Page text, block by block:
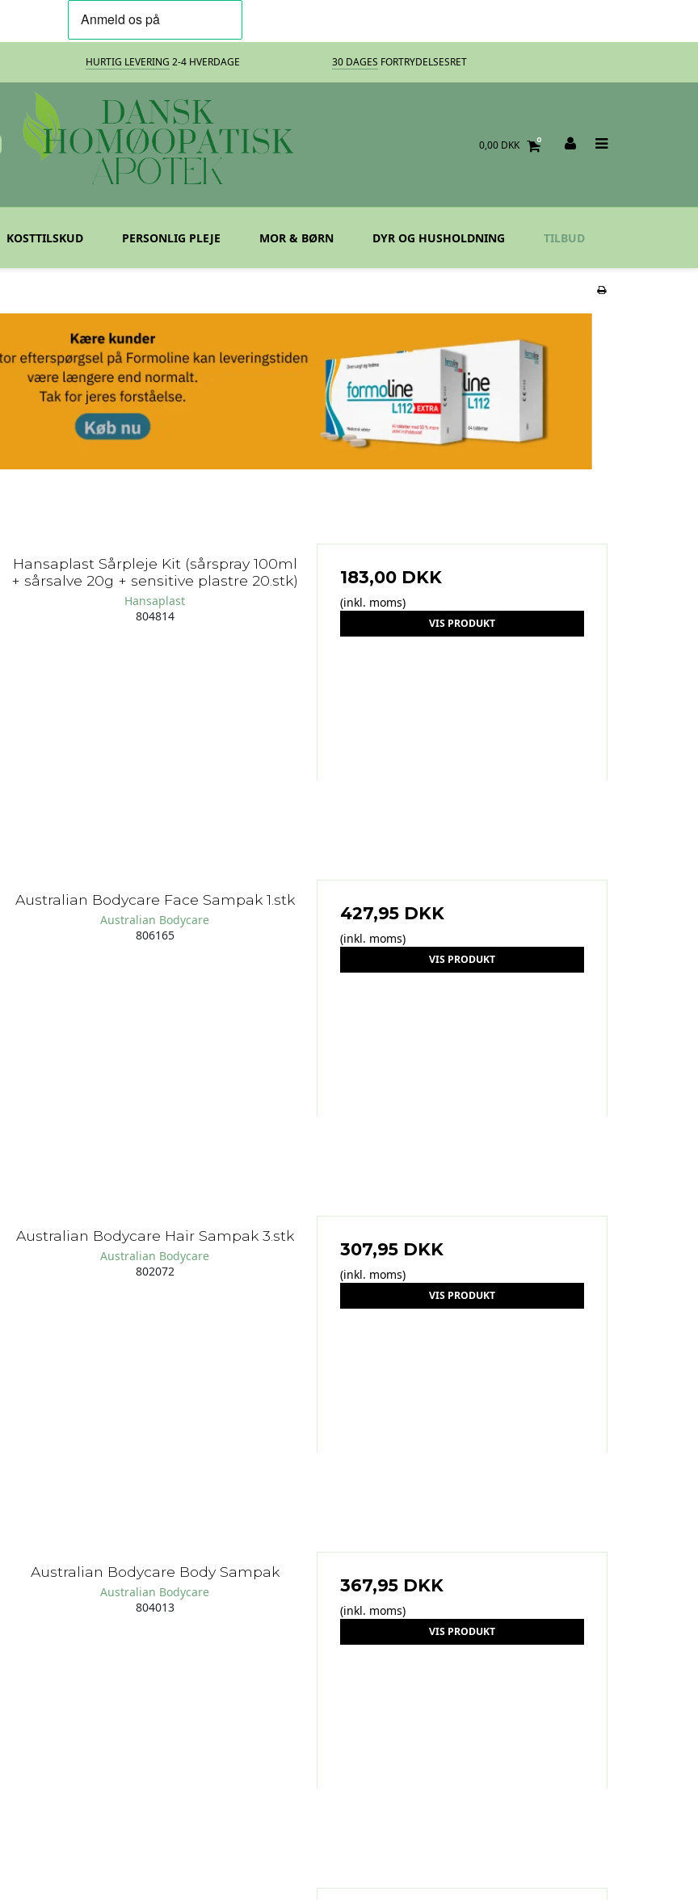
HURTIG LEVERING 2-4 HVERDAGE 30 DAGES FORTRYDELSESRET
0,00 DKK 0
KOSTTILSKUD PERSONLIG PLEJE MOR & BØRN DYR OG HUSHOLDNING TILBUD
Hansaplast Sårpleje Kit (sårspray 100ml
+ sårsalve 20g + sensitive plastre 20.stk)
Hansaplast
804814
183,00 DKK
(inkl. moms)
VIS PRODUKT
Australian Bodycare Face Sampak 1.stk
Australian Bodycare
806165
427,95 DKK
(inkl. moms)
VIS PRODUKT
Australian Bodycare Hair Sampak 3.stk
Australian Bodycare
802072
307,95 DKK
(inkl. moms)
VIS PRODUKT
Australian Bodycare Body Sampak
Australian Bodycare
804013
367,95 DKK
(inkl. moms)
VIS PRODUKT